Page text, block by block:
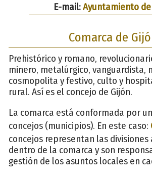
E-mail:Ayuntamiento de
Comarca de
Prehistórico y romano,
minero, metalúrgico, vanguardista,
cosmopolita y festivo, culto y
rural. Así es el concejo de Gijón.
La comarca está conformada por
concejos (municipios). En este caso:
concejos representan las
dentro de la comarca y son
gestión de los asuntos locales en